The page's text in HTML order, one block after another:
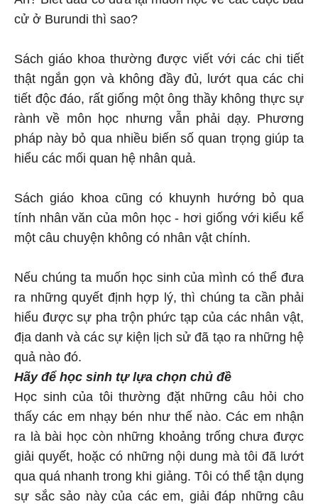
cử ở Burundi thì sao?
Sách giáo khoa thường được viết với các chi tiết
thật ngắn gọn và không đầy đủ, lướt qua các chi
tiết độc đáo, rất giống một ông thầy không thực sự
rành về môn học nhưng vẫn phải dạy. Phương
pháp này bỏ qua nhiều biến số quan trọng giúp ta
hiểu các mối quan hệ nhân quả.
Sách giáo khoa cũng có khuynh hướng bỏ qua
tính nhân văn của môn học - hơi giống với kiểu kể
một câu chuyện không có nhân vật chính.
Nếu chúng ta muốn học sinh của mình có thể đưa
ra những quyết định hợp lý, thì chúng ta cần phải
hiểu được sự pha trộn phức tạp của các nhân vật,
địa danh và các sự kiện lịch sử đã tạo ra những hệ
quả nào đó.
Hãy để học sinh tự lựa chọn chủ đề
Học sinh của tôi thường đặt những câu hỏi cho
thấy các em nhạy bén như thế nào. Các em nhận
ra là bài học còn những khoảng trống chưa được
giải quyết, hoặc có những nội dung mà tôi đã lướt
qua quá nhanh trong khi giảng. Tôi có thể tận dụng
sự sắc sảo này của các em, giải đáp những câu